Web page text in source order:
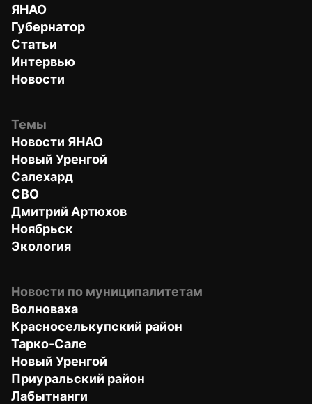
ЯНАО
Губернатор
Статьи
Интервью
Новости
Темы
Новости ЯНАО
Новый Уренгой
Салехард
СВО
Дмитрий Артюхов
Ноябрьск
Экология
Новости по муниципалитетам
Волноваха
Красноселькупский район
Тарко-Сале
Новый Уренгой
Приуральский район
Лабытнанги